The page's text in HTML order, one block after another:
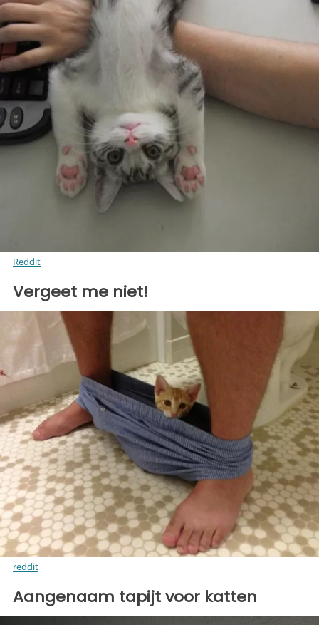
Reddit
Vergeet me niet!
reddit
Aangenaam tapijt voor katten